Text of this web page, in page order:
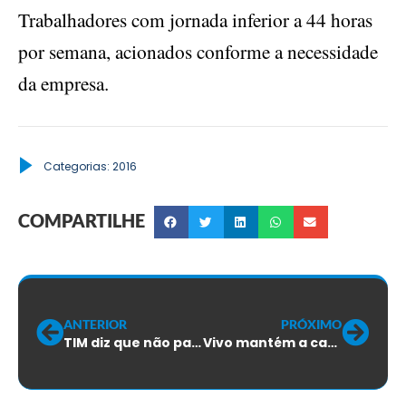
Trabalhadores com jornada inferior a 44 horas
por semana, acionados conforme a necessidade
da empresa.
Categorias: 2016
COMPARTILHE
ANTERIOR
TIM diz que não pagará PPR/2015
PRÓXIMO
Vivo mantém a cara de pau e segue sem respeitar o direito dos trabalhadores